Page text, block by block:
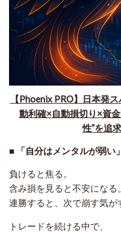
【Phoenix PRO】日本発
動利確×自動損切り×資
性”を追
■ 「自分はメンタルが弱い
負けると焦る。
含み損を見ると不安になる。
連勝すると、次で崩す気が
トレードを続ける中で、